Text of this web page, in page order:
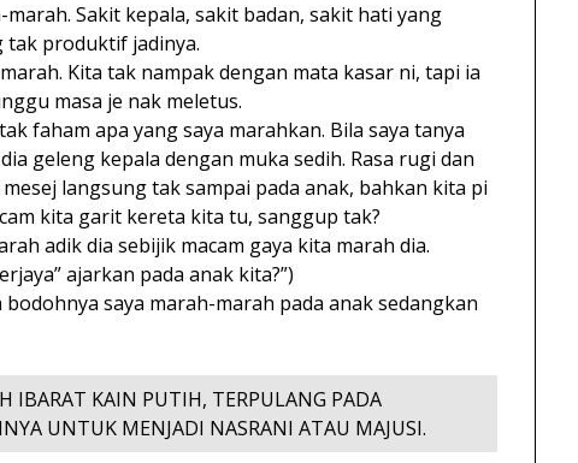
Sakit kepala, sakit badan, sakit hati yang
tak produktif jadinya.
Kita tak nampak dengan mata kasar ni, tapi ia
masa je nak meletus.
faham apa yang saya marahkan. Bila saya tanya
geleng kepala dengan muka sedih. Rasa rugi dan
langsung tak sampai pada anak, bahkan kita pi
kita garit kereta kita tu, sanggup tak?
adik dia sebijik macam gaya kita marah dia.
ajarkan pada anak kita?”)
saya marah-marah pada anak sedangkan
IBARAT KAIN PUTIH, TERPULANG PADA
UNTUK MENJADI NASRANI ATAU MAJUSI.